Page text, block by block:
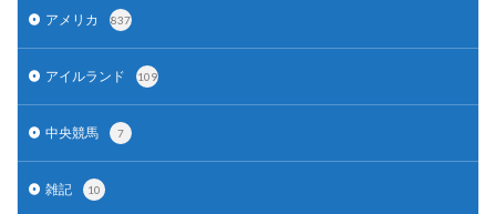
アメリカ 837
アイルランド 109
中央競馬 7
雑記 10